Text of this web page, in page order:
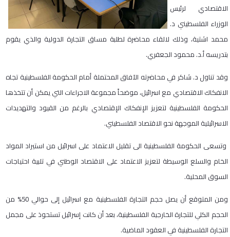
الاقتصادي لرئيس
الوزراء الفلسطيني د.
محمد اشتية، وذلك لالقاء محاضرة لطلبة مساق التجارة الدولية والذي يقوم
بتدريسه أ.د. محمود الجعفري.
وقد تناول د. شاكر في محاضرته الآفاق المحتملة أمام الحكومة الفلسطينية تجاه
الانفكاك الاقتصادي مع اسرائيل، موضحاً مجموعة الاجراءات التي يمكن أن تتخذها
الحكومة الفلسطينية لتعزيز الإنفكاك الإقتصادي بالرغم من القيود والتهديدات
الاسرائيلية الموجهة نحو الاقتصاد الفلسطيني.
وتسعى الحكومة الفلسطينية الى تقليل الاعتماد على اسرائيل من استيراد المواد
الخام والسلع الوسيطة لتعزيز الاعتماد على الاقتصاد الوطني في تلبية احتياجات
السوق المحلية.
ومن المتوقع أن يصل حجم التجارة الفلسطينية مع اسرائيل إلى حوالي 50% من
الحجم الكلي للتجارة الخارجية الفلسطينية، بعد أن كانت إسرائيل تستحوذ على مجمل
التجارة الفلسطينية في العقود الماضية.